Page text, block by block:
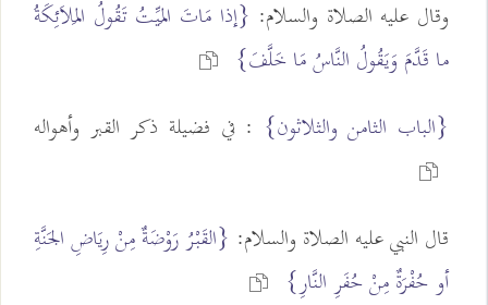
وقال عليه الصلاة والسلام: {إذا مَاتَ المَيِّتُ تَقُولُ المَلاَئِكَةُ
ما قَدَّمَ وَيَقُولُ النَّاسُ مَا خَلَّفَ}
{الباب الثامن والثلاثون} : في فضيلة ذكر القبر وأهواله
قال النبي عليه الصلاة والسلام: {القَبْرُ رَوْضَةٌ مِنْ رِيَاضِ الجَنَّةِ
أو حُفْرَةٌ مِنْ حُفَرِ النَّارِ}